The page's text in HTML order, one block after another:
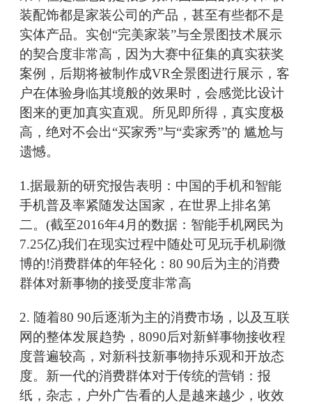
装配饰都是家装公司的产品，甚至有些都不是
实体产品。实创“完美家装”与全景图技术展示
的契合度非常高，因为大赛中征集的真实获奖
案例，后期将被制作成VR全景图进行展示，客
户在体验身临其境般的效果时，会感觉比设计
图来的更加真实直观。所见即所得，真实度极
高，绝对不会出“买家秀”与“卖家秀”的 尴尬与
遗憾。
1.据最新的研究报告表明：中国的手机和智能
手机普及率紧随发达国家，在世界上排名第
二。(截至2016年4月的数据：智能手机网民为
7.25亿)我们在现实过程中随处可见玩手机刷微
博的!消费群体的年轻化：80 90后为主的消费
群体对新事物的接受度非常高
2. 随着80 90后逐渐为主的消费市场，以及互联
网的整体发展趋势，8090后对新鲜事物接收程
度普遍较高，对新科技新事物持乐观和开放态
度。新一代的消费群体对于传统的营销：报
纸，杂志，户外广告看的人是越来越少，收效